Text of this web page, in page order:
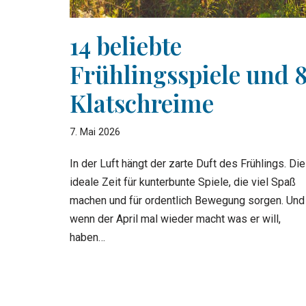
14 beliebte
Frühlingsspiele und
Klatschreime
7. Mai 2026
In der Luft hängt der zarte Duft des Frühlings. Die
ideale Zeit für kunterbunte Spiele, die viel Spaß
machen und für ordentlich Bewegung sorgen. Und
wenn der April mal wieder macht was er will,
haben…